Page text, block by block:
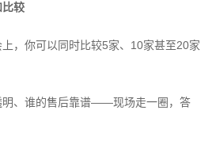
比较
，你可以同时比较5家、10家甚至20家
明、谁的售后靠谱——现场走一圈，答